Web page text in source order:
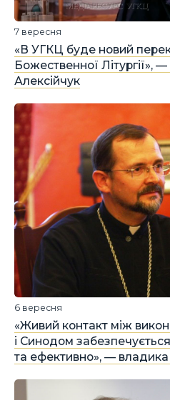
«В УГКЦ буде новий
Божественної Літургії»,
Алексійчук
7 вересня
«Живий контакт між
і Синодом
та ефективно», —
6 вересня